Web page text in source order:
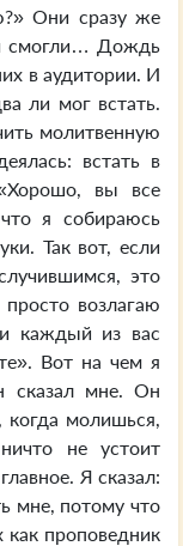
Они сразу же
смогли… Дождь
в аудитории. И
ли мог встать.
молитвенную
встать в
вы все
я собираюсь
Так вот, если
это
возлагаю
каждый из вас
Вот на чем я
сказал мне. Он
когда молишься,
не устоит
Я сказал:
мне, потому что
как проповедник